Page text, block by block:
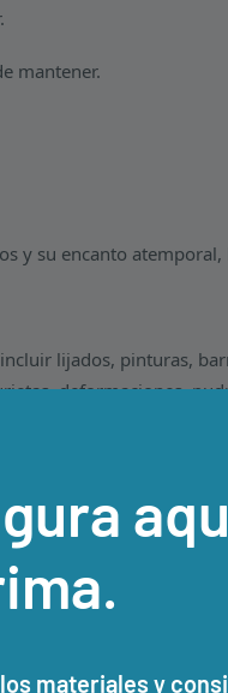
mantener.
y su encanto
lijados, pinturas,
deformaciones,
abrasión y su
materiales y